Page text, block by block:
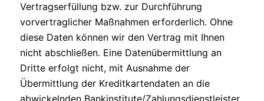
Vertragserfüllung bzw. zur Durchführung
vorvertraglicher Maßnahmen erforderlich. Ohne
diese Daten können wir den Vertrag mit Ihnen
nicht abschließen. Eine Datenübermittlung an
Dritte erfolgt nicht, mit Ausnahme der
Übermittlung der Kreditkartendaten an die